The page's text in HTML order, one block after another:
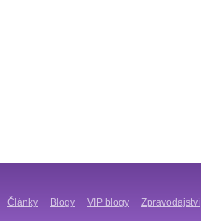
Články Blogy VIP blogy Zpravodajství